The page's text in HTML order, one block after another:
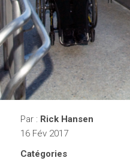
Par : Rick Hansen
16 Fév 2017
Catégories